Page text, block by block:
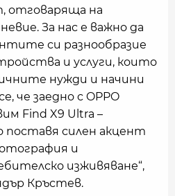
отговаряща на
За нас е важно да
си разнообразие
и услуги, които
нужди и начини
че заедно с OPPO
Find X9 Ultra –
силен акцент
и
изживяване“,
Кръстев.